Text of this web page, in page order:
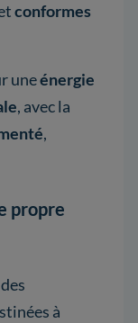
conformes
uneénergie
, avec la
,
propre
à